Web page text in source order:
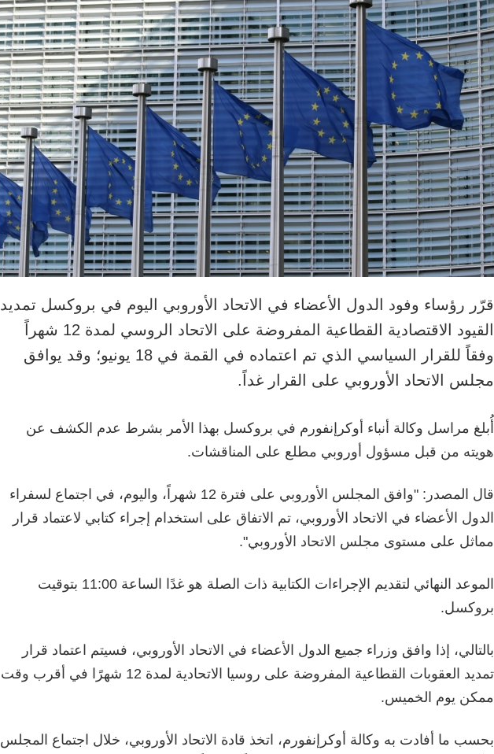
قرّر رؤساء وفود الدول الأعضاء في الاتحاد الأوروبي اليوم في بروكسل تمديد
القيود الاقتصادية القطاعية المفروضة على الاتحاد الروسي لمدة 12 شهراً
وفقاً للقرار السياسي الذي تم اعتماده في القمة في 18 يونيو؛ وقد يوافق
مجلس الاتحاد الأوروبي على القرار غداً.
أُبلغ مراسل وكالة أنباء أوكرإنفورم في بروكسل بهذا الأمر بشرط عدم الكشف عن
هويته من قبل مسؤول أوروبي مطلع على المناقشات.
قال المصدر: "وافق المجلس الأوروبي على فترة 12 شهراً، واليوم، في اجتماع لسفراء
الدول الأعضاء في الاتحاد الأوروبي، تم الاتفاق على استخدام إجراء كتابي لاعتماد قرار
مماثل على مستوى مجلس الاتحاد الأوروبي".
الموعد النهائي لتقديم الإجراءات الكتابية ذات الصلة هو غدًا الساعة 11:00 بتوقيت
بروكسل.
بالتالي، إذا وافق وزراء جميع الدول الأعضاء في الاتحاد الأوروبي، فسيتم اعتماد قرار
تمديد العقوبات القطاعية المفروضة على روسيا الاتحادية لمدة 12 شهرًا في أقرب وقت
ممكن يوم الخميس.
بحسب ما أفادت به وكالة أوكرإنفورم، اتخذ قادة الاتحاد الأوروبي، خلال اجتماع المجلس